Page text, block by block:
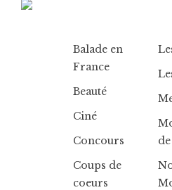
Balade en
France
Beauté
Ciné
Concours
Coups de
coeurs